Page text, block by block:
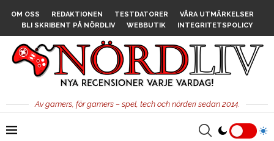
OM OSS REDAKTIONEN TESTDATORER
VÅRA UTMÄRKELSER
BLI SKRIBENT PÅ NÖRDLIV
WEBBUTIK INTEGRITETSPOLICY
Av gamers, för gamers – spel, tech och nörderi sedan 2014.